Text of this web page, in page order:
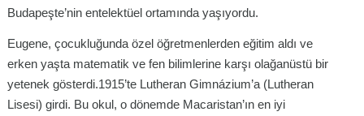
Budapeşte’nin entelektüel ortamında yaşıyordu.
Eugene, çocukluğunda özel öğretmenlerden eğitim aldı ve
erken yaşta matematik ve fen bilimlerine karşı olağanüstü bir
yetenek gösterdi.1915’te Lutheran Gimnázium’a (Lutheran
Lisesi) girdi. Bu okul, o dönemde Macaristan’ın en iyi